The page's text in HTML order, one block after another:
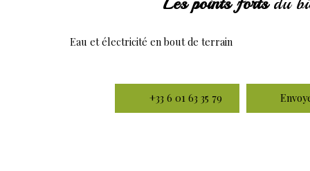
Eau et électricité en bout de terrain
+33 6 01 63 35 79